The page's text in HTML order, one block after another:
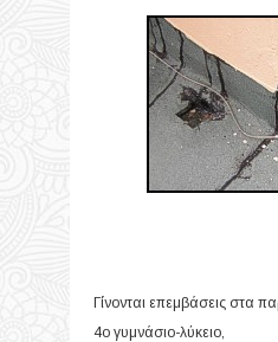
Γίνονται επεμβάσεις στα
4ο γυμνάσιο-λύκειο,